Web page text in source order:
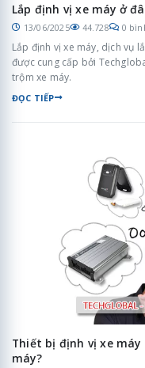
Lắp định vị xe máy ở
13/06/2025 44.728 0
Lắp định vị xe máy, dịch vụ
được cung cấp bởi
trộm xe máy.
ĐỌC TIẾP
Thiết bị định vị xe máy
máy?